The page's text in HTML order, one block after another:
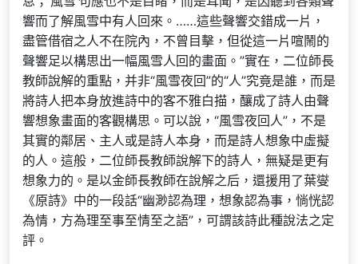
響而了解風雪中有人回來。……這些聲響交錯成一片，
盡管借宿之人不在院內，不曾目擊，但從這一片喧鬧的
聲響足以構思出一幅風雪人回的畫面。”實在，二位師長
教師說解的重點，并非“風雪夜回”的“人”究竟是誰，而是
將詩人把本身放進詩中的客不雅白描，釀成了詩人由聲
響想象畫面的客觀構思。可以說，“風雪夜回人”，不是
其實的鄰居、主人或是詩人本身，而是詩人想象中虛擬
的人。這般，二位師長教師說解下的詩人，無疑是更有
想象力的。是以金師長教師在說解之后，還援用了葉燮
《原詩》中的一段話“幽渺認為理，想象認為事，惝恍認
為情，方為理至事至情至之語”，可謂該詩此種說法之定
評。